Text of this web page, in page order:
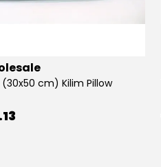
cm) Kilim Pillow